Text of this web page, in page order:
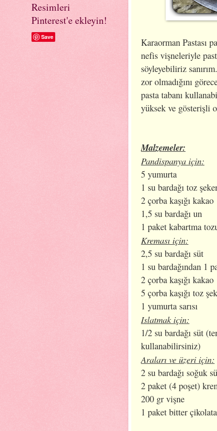
Karaorman Pastası
nefis vişneleriyle
söyleyebiliriz
zor olmadığını
pasta tabanı
yüksek ve gösterişli
Malzemeler:
Pandispanya için:
5 yumurta
1 su bardağı toz
2 çorba kaşığı kakao
1,5 su bardağı un
1 paket kabartma
Kreması için:
2,5 su bardağı süt
1 su bardağından 1
2 çorba kaşığı kakao
5 çorba kaşığı toz
1 yumurta sarısı
Islatmak için:
1/2 su bardağı süt
kullanabilirsiniz)
Araları ve üzeri için:
2 su bardağı soğuk
2 paket (4 poşet)
200 gr vişne
1 paket bitter
Resimleri
Pinterest'e ekleyin!
Save